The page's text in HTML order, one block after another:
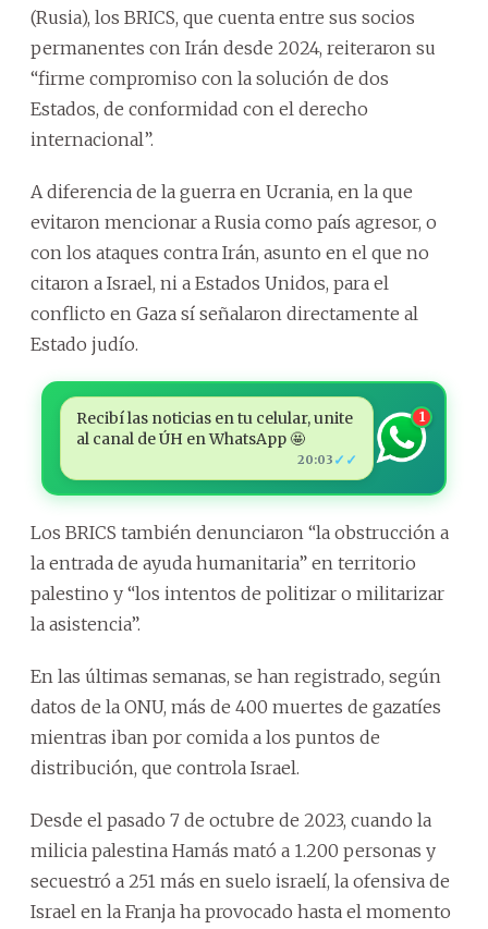
(Rusia), los BRICS, que cuenta entre sus socios
permanentes con Irán desde 2024, reiteraron su
“firme compromiso con la solución de dos
Estados, de conformidad con el derecho
internacional”.
A diferencia de la guerra en Ucrania, en la que
evitaron mencionar a Rusia como país agresor, o
con los ataques contra Irán, asunto en el que no
citaron a Israel, ni a Estados Unidos, para el
conflicto en Gaza sí señalaron directamente al
Estado judío.
Recibí las noticias en tu celular, unite
al canal de ÚH en WhatsApp 🤩
20:03 ✓✓
1
Los BRICS también denunciaron “la obstrucción a
la entrada de ayuda humanitaria” en territorio
palestino y “los intentos de politizar o militarizar
la asistencia”.
En las últimas semanas, se han registrado, según
datos de la ONU, más de 400 muertes de gazatíes
mientras iban por comida a los puntos de
distribución, que controla Israel.
Desde el pasado 7 de octubre de 2023, cuando la
milicia palestina Hamás mató a 1.200 personas y
secuestró a 251 más en suelo israelí, la ofensiva de
Israel en la Franja ha provocado hasta el momento